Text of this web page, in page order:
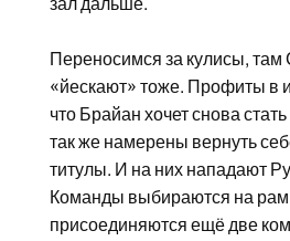
Переносимся за кулисы,
«йескают» тоже. Профиты в
что Брайан хочет снова
так же намерены вернуть
титулы. И на них нападают
Команды выбираются на
присоединяются ещё две